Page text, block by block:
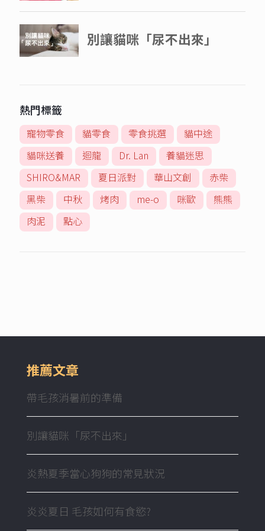
熱門標籤
寵物零食 貓零食 零食挑選
貓中途
貓咪送養
迴龍 Dr. Lan
養貓迷思
SHIRO&MAR
夏日派對 華山文創
赤柴
黑柴
中秋 烤肉 me-o 咪歐
熊熊
肉泥
點心
推薦文章
帶毛孩消暑前的準備
別讓貓咪「尿不出來」
炎熱夏季當心狗狗的常見狀況
炎炎夏日 毛孩如何有食慾?